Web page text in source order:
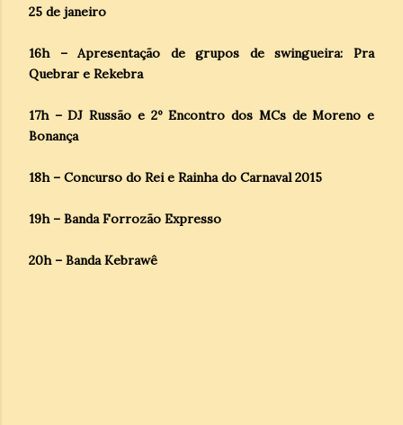
25 de janeiro
16h – Apresentação de grupos de swingueira: Pra
Quebrar e Rekebra
17h – DJ Russão e 2º Encontro dos MCs de Moreno e
Bonança
18h – Concurso do Rei e Rainha do Carnaval 2015
19h – Banda Forrozão Expresso
20h – Banda Kebrawê